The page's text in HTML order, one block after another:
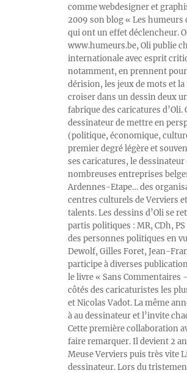
comme webdesigner et
2009 son blog « Les humeurs
qui ont un effet déclencheur.
www.humeurs.be, Oli publie
internationale avec esprit
notamment, en prennent
dérision, les jeux de mots et
croiser dans un dessin deux
fabrique des caricatures
dessinateur de mettre en
(politique, économique,
premier degré légère et
ses caricatures, le
nombreuses entreprises
Ardennes-Etape… des
centres culturels de Verviers
talents. Les dessins d’Oli se
partis politiques : MR, CDh,
des personnes politiques en
Dewolf, Gilles Foret, Jean-
participe à diverses
le livre « Sans Commentaires
côtés des caricaturistes les
et Nicolas Vadot. La même
à au dessinateur et l’invite
Cette première collaboration
faire remarquer. Il devient 2
Meuse Verviers puis très vite
dessinateur. Lors du